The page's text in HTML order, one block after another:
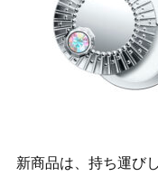
新商品は、持ち運び